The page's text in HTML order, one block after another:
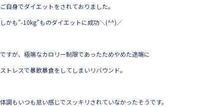
ご自身でダイエットをされておりました。
しかも”-10kg”ものダイエットに成功＼(^^)／
ですが、極端なカロリー制限であったためやめた途端に
ストレスで暴飲暴食をしてしまいリバウンド。
体調もいつも怠い感じでスッキリされていなかったそうです。